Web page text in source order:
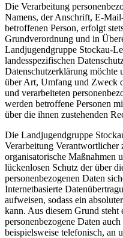
Die Verarbeitung
Namens, der Anschrift, E-
betroffenen Person, erfolgt
Grundverordnung und in
Landjugendgruppe Stockau-
landesspezifischen
Datenschutzerklärung
über Art, Umfang und Zweck
und verarbeiteten
werden betroffene Personen
über die ihnen zustehenden
Die Landjugendgruppe
Verarbeitung Verantwortlicher
organisatorische Maßnahmen
lückenlosen Schutz der über
personenbezogenen Daten
Internetbasierte
aufweisen, sodass ein
kann. Aus diesem Grund steht
personenbezogene Daten
beispielsweise telefonisch, an